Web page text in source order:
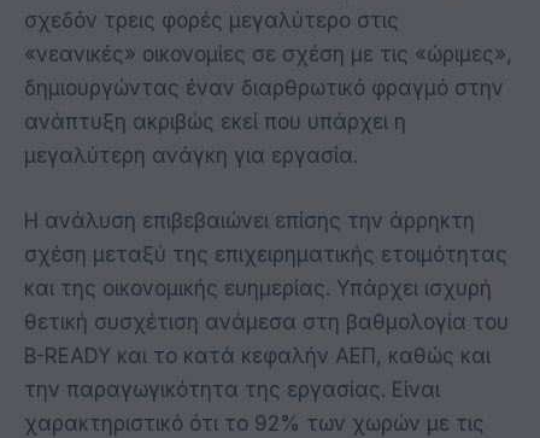
σχεδόν τρεις φορές μεγαλύτερο στις
«νεανικές» οικονομίες σε σχέση με τις «ώριμες»,
δημιουργώντας έναν διαρθρωτικό φραγμό στην
ανάπτυξη ακριβώς εκεί που υπάρχει η
μεγαλύτερη ανάγκη για εργασία.
Η ανάλυση επιβεβαιώνει επίσης την άρρηκτη
σχέση μεταξύ της επιχειρηματικής ετοιμότητας
και της οικονομικής ευημερίας. Υπάρχει ισχυρή
θετική συσχέτιση ανάμεσα στη βαθμολογία του
B-READY και το κατά κεφαλήν ΑΕΠ, καθώς και
την παραγωγικότητα της εργασίας. Είναι
χαρακτηριστικό ότι το 92% των χωρών με τις